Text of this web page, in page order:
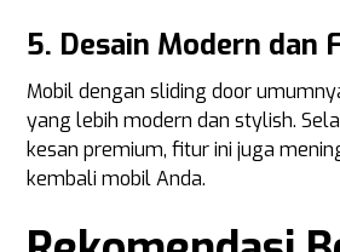
5. Desain Modern dan
Mobil dengan sliding door
yang lebih modern dan stylish.
kesan premium, fitur ini juga
kembali mobil Anda.